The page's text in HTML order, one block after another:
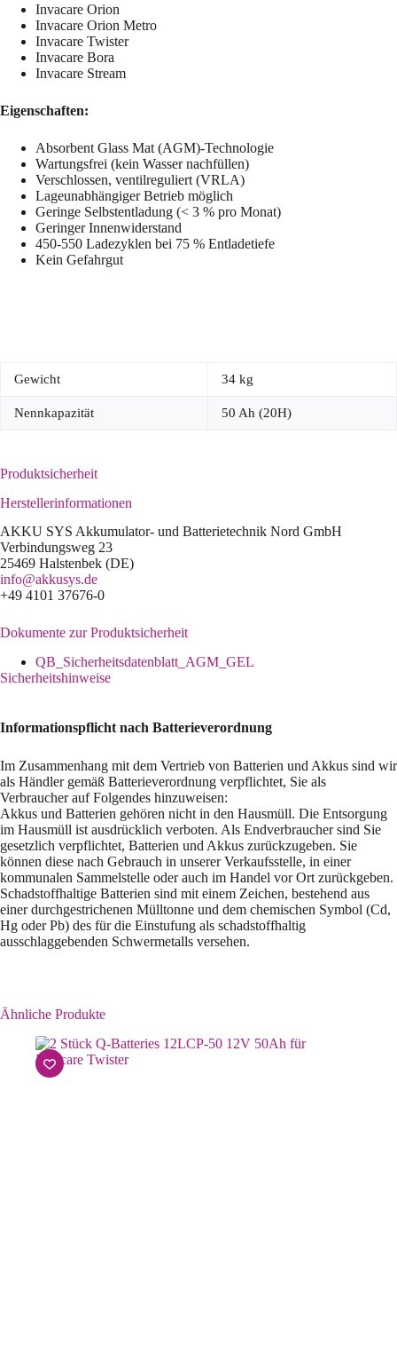
Invacare Orion
Invacare Orion Metro
Invacare Twister
Invacare Bora
Invacare Stream
Eigenschaften:
Absorbent Glass Mat (AGM)-Technologie
Wartungsfrei (kein Wasser nachfüllen)
Verschlossen, ventilreguliert (VRLA)
Lageunabhängiger Betrieb möglich
Geringe Selbstentladung (< 3 % pro Monat)
Geringer Innenwiderstand
450-550 Ladezyklen bei 75 % Entladetiefe
Kein Gefahrgut
Gewicht 34 kg
Nennkapazität 50 Ah (20H)
Produktsicherheit
Herstellerinformationen
AKKU SYS Akkumulator- und Batterietechnik Nord GmbH
Verbindungsweg 23
25469 Halstenbek (DE)
info@akkusys.de
+49 4101 37676-0
Dokumente zur Produktsicherheit
QB_Sicherheitsdatenblatt_AGM_GEL
Sicherheitshinweise
Informationspflicht nach Batterieverordnung
Im Zusammenhang mit dem Vertrieb von Batterien und Akkus sind wir
als Händler gemäß Batterieverordnung verpflichtet, Sie als
Verbraucher auf Folgendes hinzuweisen:
Akkus und Batterien gehören nicht in den Hausmüll. Die Entsorgung
im Hausmüll ist ausdrücklich verboten. Als Endverbraucher sind Sie
gesetzlich verpflichtet, Batterien und Akkus zurückzugeben. Sie
können diese nach Gebrauch in unserer Verkaufsstelle, in einer
kommunalen Sammelstelle oder auch im Handel vor Ort zurückgeben.
Schadstoffhaltige Batterien sind mit einem Zeichen, bestehend aus
einer durchgestrichenen Mülltonne und dem chemischen Symbol (Cd,
Hg oder Pb) des für die Einstufung als schadstoffhaltig
ausschlaggebenden Schwermetalls versehen.
Ähnliche Produkte